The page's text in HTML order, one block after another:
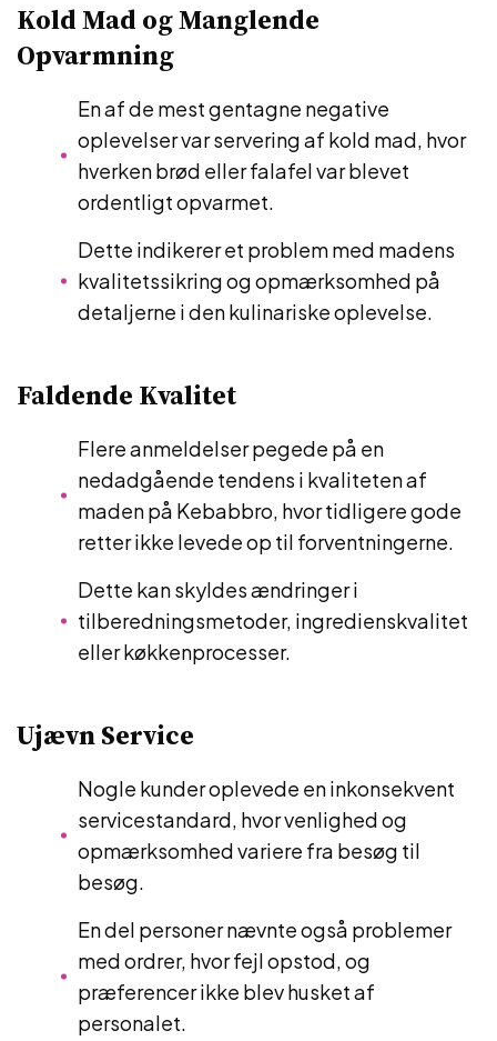
Kold Mad og Manglende
Opvarmning
En af de mest gentagne negative
oplevelser var servering af kold mad, hvor
hverken brød eller falafel var blevet
ordentligt opvarmet.
Dette indikerer et problem med madens
kvalitetssikring og opmærksomhed på
detaljerne i den kulinariske oplevelse.
Faldende Kvalitet
Flere anmeldelser pegede på en
nedadgående tendens i kvaliteten af
maden på Kebabbro, hvor tidligere gode
retter ikke levede op til forventningerne.
Dette kan skyldes ændringer i
tilberedningsmetoder, ingredienskvalitet
eller køkkenprocesser.
Ujævn Service
Nogle kunder oplevede en inkonsekvent
servicestandard, hvor venlighed og
opmærksomhed variere fra besøg til
besøg.
En del personer nævnte også problemer
med ordrer, hvor fejl opstod, og
præferencer ikke blev husket af
personalet.